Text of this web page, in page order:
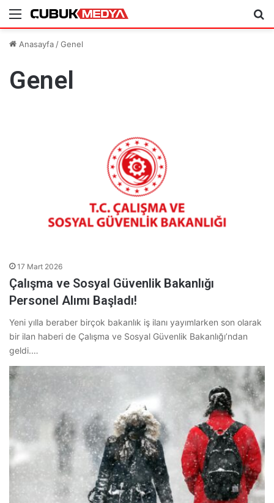
Menü
Anasayfa /Genel
Genel
17 Mart 2026
Çalışma ve Sosyal Güvenlik Bakanlığı
Personel Alımı Başladı!
Yeni yılla beraber birçok bakanlık iş ilanı yayımlarken son olarak
bir ilan haberi de Çalışma ve Sosyal Güvenlik Bakanlığı’ndan
geldi.…